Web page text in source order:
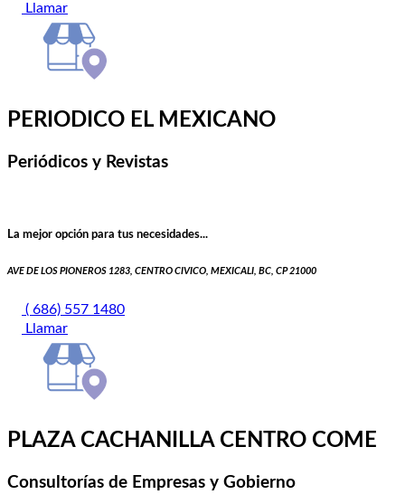
Llamar
PERIODICO EL MEXICANO
Periódicos y Revistas
La mejor opción para tus necesidades...
AVE DE LOS PIONEROS 1283, CENTRO CIVICO, MEXICALI, BC, CP 21000
( 686) 557 1480
Llamar
PLAZA CACHANILLA CENTRO COME
Consultorías de Empresas y Gobierno